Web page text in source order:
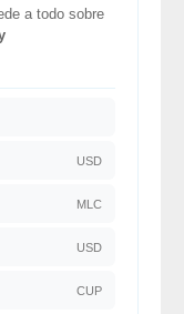
a todo sobre
USD
MLC
USD
CUP